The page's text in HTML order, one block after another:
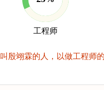
工程师
叫殷翊霖的人，以做工程师